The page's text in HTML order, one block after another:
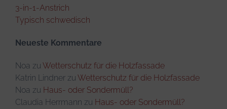
3-in-1-Anstrich
Typisch schwedisch
Neueste Kommentare
Noa zu Wetterschutz für die Holzfassade
Katrin Lindner zu Wetterschutz für die Holzfassade
Noa zu Haus- oder Sondermüll?
Claudia Herrmann zu Haus- oder Sondermüll?